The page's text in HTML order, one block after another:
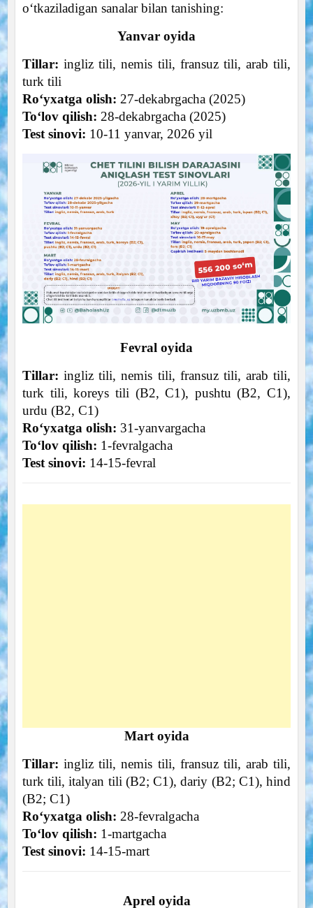
o‘tkaziladigan sanalar bilan tanishing:
Yanvar oyida
Tillar:ingliz tili, nemis tili, fransuz tili, arab tili,
turk tili
Ro‘yxatga olish: 27-dekabrgacha (2025)
To‘lov qilish: 28-dekabrgacha (2025)
Test sinovi: 10-11 yanvar, 2026 yil
Fevral oyida
Tillar:ingliz tili, nemis tili, fransuz tili, arab tili,
turk tili, koreys tili (B2, C1), pushtu (B2, C1),
urdu (B2, C1)
Ro‘yxatga olish: 31-yanvargacha
To‘lov qilish: 1-fevralgacha
Test sinovi: 14-15-fevral
Mart oyida
Tillar:ingliz tili, nemis tili, fransuz tili, arab tili,
turk tili, italyan tili (B2; C1), dariy (B2; C1), hind
(B2; C1)
Roʻyxatga olish: 28-fevralgacha
Toʻlov qilish: 1-martgacha
Test sinovi: 14-15-mart
Aprel oyida